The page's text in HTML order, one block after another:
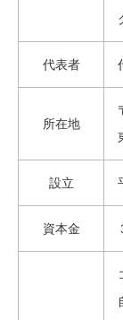
代表者
所在地
設立
資本金